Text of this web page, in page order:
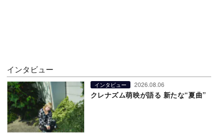
インタビュー
インタビュー 2026.08.06
クレナズム萌映が語る 新たな“夏曲”